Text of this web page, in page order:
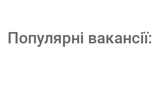
Популярні вакансії: